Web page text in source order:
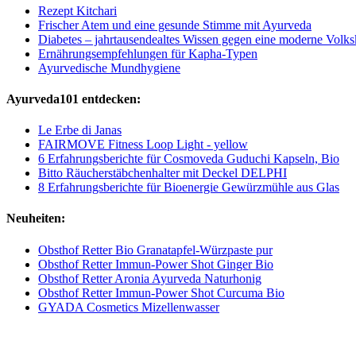
Rezept Kitchari
Frischer Atem und eine gesunde Stimme mit Ayurveda
Diabetes – jahrtausendealtes Wissen gegen eine moderne
Ernährungsempfehlungen für Kapha-Typen
Ayurvedische Mundhygiene
Ayurveda101 entdecken:
Le Erbe di Janas
FAIRMOVE Fitness Loop Light - yellow
6 Erfahrungsberichte für Cosmoveda Guduchi Kapseln, Bio
Bitto Räucherstäbchenhalter mit Deckel DELPHI
8 Erfahrungsberichte für Bioenergie Gewürzmühle aus Glas
Neuheiten:
Obsthof Retter Bio Granatapfel-Würzpaste pur
Obsthof Retter Immun-Power Shot Ginger Bio
Obsthof Retter Aronia Ayurveda Naturhonig
Obsthof Retter Immun-Power Shot Curcuma Bio
GYADA Cosmetics Mizellenwasser